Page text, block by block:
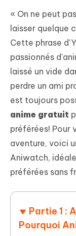
iAnyGo
« On ne peut
laisser quelque
Cette phrase
passionnés
laissé un vide
perdre un ami
est toujours
anime gratuit
préférées! Pour
aventure, voici
Aniwatch,
préférées sans
Partie 1 :
Pourquoi